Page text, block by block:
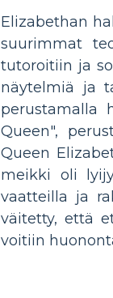
Elizabethan
suurimmat
tutoroitiin ja
näytelmiä ja
perustamalla
Queen",
Queen
meikki oli
vaatteilla ja
väitetty, että
voitiin